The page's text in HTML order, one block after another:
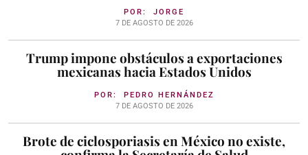
POR: JORGE
7 DE AGOSTO DE 2026
Trump impone obstáculos a exportaciones
mexicanas hacia Estados Unidos
POR: PEDRO HERNÁNDEZ
7 DE AGOSTO DE 2026
Brote de ciclosporiasis en México no existe,